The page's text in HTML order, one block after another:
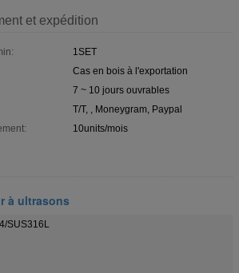
et expédition
1SET
Cas en bois à l'exportation
7 ~ 10 jours ouvrables
T/T, , Moneygram, Paypal
10units/mois
à ultrasons
SUS316L